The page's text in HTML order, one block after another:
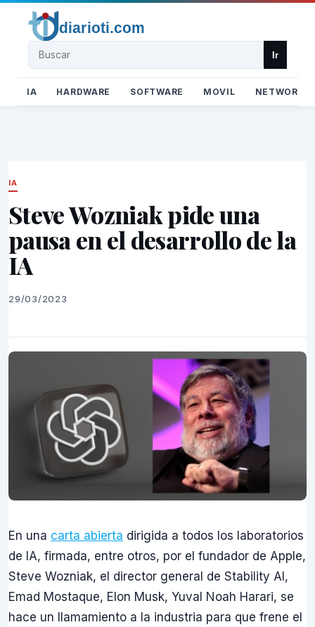
Buscar Ir
IA HARDWARE SOFTWARE MOVIL NETWORK
IA
Steve Wozniak pide una
pausa en el desarrollo de la
IA
29/03/2023
En una carta abierta dirigida a todos los laboratorios
de IA, firmada, entre otros, por el fundador de Apple,
Steve Wozniak, el director general de Stability AI,
Emad Mostaque, Elon Musk, Yuval Noah Harari, se
hace un llamamiento a la industria para que frene el